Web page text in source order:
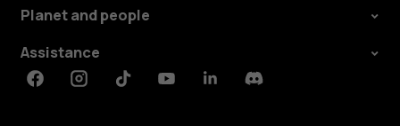
Planet and people
Assistance
FacebookInstagramTiktokYoutubeLinkedinDiscord